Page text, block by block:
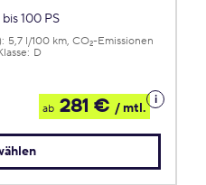
100 PS
5,7 l/100 km CO2-Emissionen
D
ab 281 € / mtl.
Details
zum